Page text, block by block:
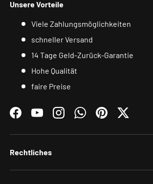
Unsere Vorteile
Viele Zahlungsmöglichkeiten
schneller Versand
14 Tage Geld-Zurück-Garantie
Hohe Qualität
faire Preise
FacebookYouTubeInstagramWhatsAppPinterestTwitter
Rechtliches